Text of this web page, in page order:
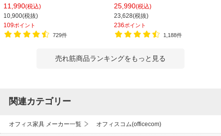
390×奥行510×高さ600mm【ホワイ
ト・ブラック】
11,990(税込)
10,900(税抜)
109ポイント
729件
事務机 ビジネスデスク
25,990(税込)
23,628(税抜)
236ポイント
1,188件
売れ筋商品ランキングをもっと見る
関連カテゴリー
オフィス家具 メーカー一覧 オフィスコム(officecom)